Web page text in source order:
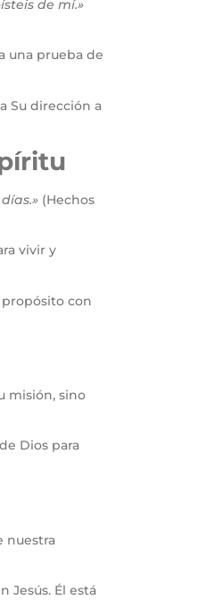
de mí.»
una prueba de
Su dirección a
(Hechos
vivir y
propósito con
misión, sino
Dios para
nuestra
Jesús. Él está